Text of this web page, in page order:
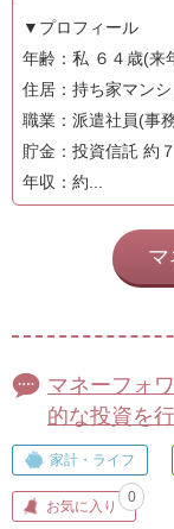
▼プロフィール
年齢：私 ６４歳(来
住居：持ち家マン
職業：派遣社員(事
貯金：投資信託 約
年収：約...
マネーフォ
的な投資を
家計・ライフ
お気に入り
0